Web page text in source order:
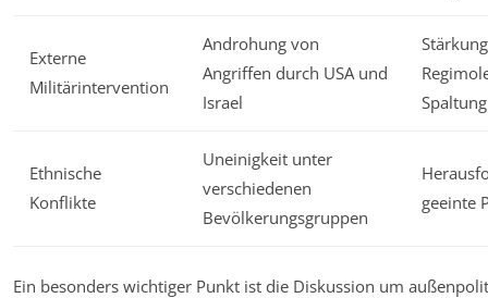
Externe
Militärintervention
Androhung von
Angriffen durch USA und
Israel
Ethnische
Konflikte
Uneinigkeit unter
verschiedenen
Bevölkerungsgruppen
geeinte
Ein besonders wichtiger Punkt ist die Diskussion um